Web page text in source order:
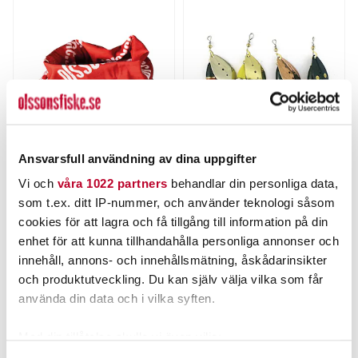
Ansvarsfull användning av dina uppgifter
Vi och våra 1022 partners behandlar din personliga data,
som t.ex. ditt IP-nummer, och använder teknologi såsom
cookies för att lagra och få tillgång till information på din
enhet för att kunna tillhandahålla personliga annonser och
innehåll, annons- och innehållsmätning, åskådarinsikter
och produktutveckling. Du kan själv välja vilka som får
använda din data och i vilka syften.
Olssons Fiske Buff
Pris :49,00 kr49,00 kr
FLER ÄN 6 ST KVAR
LÄGG I VARUKORGEN
WIPP 15g
Nuvarande pris:
62,00 kr
Tidigare pris
79,00 kr
62,00 kr
79,00 kr
FINNS I LAGER.